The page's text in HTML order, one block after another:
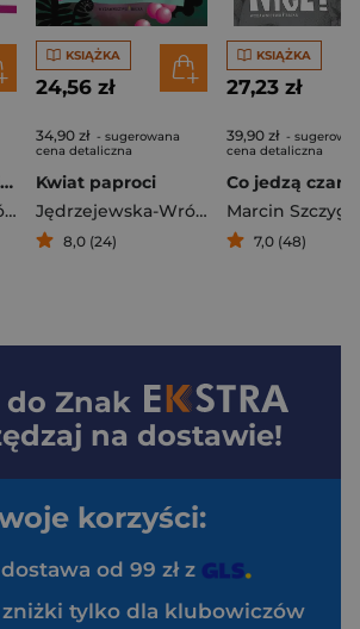
Florka Z pamiętnika ryjówki
Jędrzejewska-Wróbel Roksana
KSIĄŻKA
24,56 zł
34,90 zł - sugerowana
cena detaliczna
Kwiat paproci
Jędrzejewska-Wróbel Roksana
8,0 (24)
KSIĄŻKA
27,23 zł
39,90 zł -
cena detaliczna
Marcin
7,0 (48)
do Znak
na dostawie!
korzyści:
od 99 zł z
tylko dla klubowiczów